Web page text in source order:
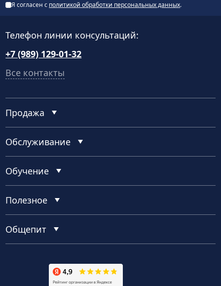
Я согласен с политикой обработки персональных данных.
Телефон линии консультаций:
+7 (989) 129-01-32
Все контакты
Продажа
Обслуживание
Обучение
Полезное
Общепит